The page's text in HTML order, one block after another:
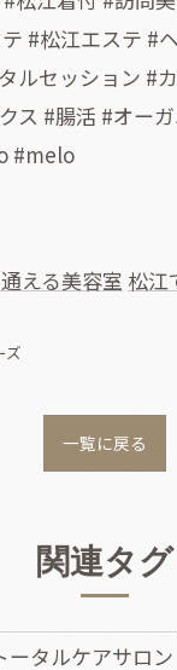
#松江エステ #
ルセッション #
ス #腸活 #オー
#melo
える美容室 松江
ズ
一覧に戻る
関連タグ
ータルケアサロン